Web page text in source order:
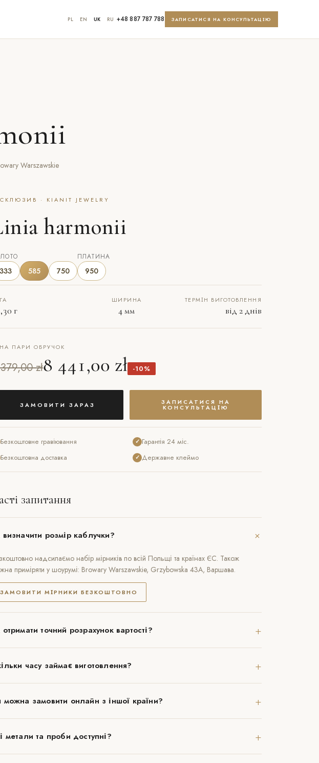
PL EN UK RU +48 887 787 788 ЗАПИСАТИСЯ НА КОНСУЛЬТАЦІЮ
Warszawskie
· KIANIT JEWELRY
harmonii
333 585 750
ПЛАТИНА
950
г
ШИРИНА
4 мм
ТЕРМІН ВИГОТОВЛЕННЯ
від 2 днів
ПАРИ ОБРУЧОК
zł8 441,00 zł -10%
ЗАМОВИТИ ЗАРАЗ ЗАПИСАТИСЯ НА
КОНСУЛЬТАЦІЮ
Безкоштовне гравіювання
Безкоштовна доставка
✓ Гарантія 24 міс.
✓ Державне клеймо
запитання
визначити розмір каблучки? +
надсилаємо набір мірників по всій Польщі та країнах ЄС. Також
приміряти у шоурумі: Browary Warszawskie, Grzybowska 43A, Варшава.
ЗАМОВИТИ МІРНИКИ БЕЗКОШТОВНО
отримати точний розрахунок вартості? +
часу займає виготовлення? +
можна замовити онлайн з іншої країни? +
метали та проби доступні? +